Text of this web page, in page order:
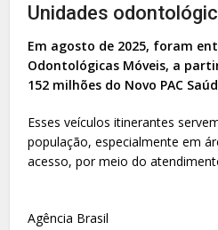
Unidades
Em agosto de 2025, foram
Odontológicas Móveis, a
152 milhões do Novo PAC
Esses veículos itinerantes
população, especialmente em
acesso, por meio do
Agência Brasil